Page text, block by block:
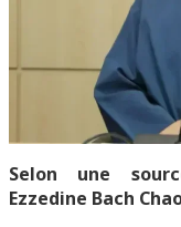
Selon une
Ezzedine Bach